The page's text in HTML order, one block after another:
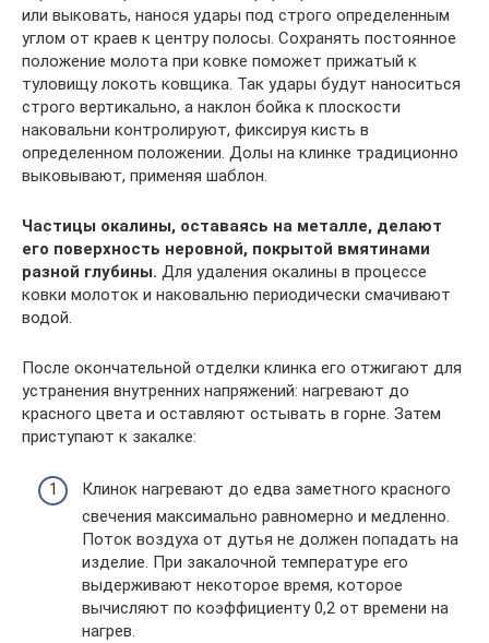
или выковать, нанося удары под строго определенным
углом от краев к центру полосы. Сохранять постоянное
положение молота при ковке поможет прижатый к
туловищу локоть ковщика. Так удары будут наноситься
строго вертикально, а наклон бойка к плоскости
наковальни контролируют, фиксируя кисть в
определенном положении. Долы на клинке традиционно
выковывают, применяя шаблон.
Частицы окалины, оставаясь на металле, делают
его поверхность неровной, покрытой вмятинами
разной глубины. Для удаления окалины в процессе
ковки молоток и наковальню периодически смачивают
водой.
После окончательной отделки клинка его отжигают для
устранения внутренних напряжений: нагревают до
красного цвета и оставляют остывать в горне. Затем
приступают к закалке:
Клинок нагревают до едва заметного красного
свечения максимально равномерно и медленно.
Поток воздуха от дутья не должен попадать на
изделие. При закалочной температуре его
выдерживают некоторое время, которое
вычисляют по коэффициенту 0,2 от времени на
нагрев.